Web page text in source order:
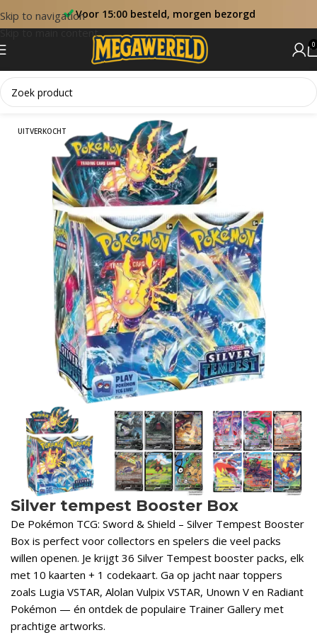
Skip to navigation
Skip to main content
Voor 15:00 besteld, morgen bezorgd
0
Home Booster Boxen
UITVERKOCHT
Silver tempest Booster Box
De Pokémon TCG: Sword & Shield – Silver Tempest Booster
Box is perfect voor collectors en spelers die veel packs
willen openen. Je krijgt 36 Silver Tempest booster packs, elk
met 10 kaarten + 1 codekaart. Ga op jacht naar toppers
zoals Lugia VSTAR, Alolan Vulpix VSTAR, Unown V en Radiant
Pokémon — én ontdek de populaire Trainer Gallery met
prachtige artworks.